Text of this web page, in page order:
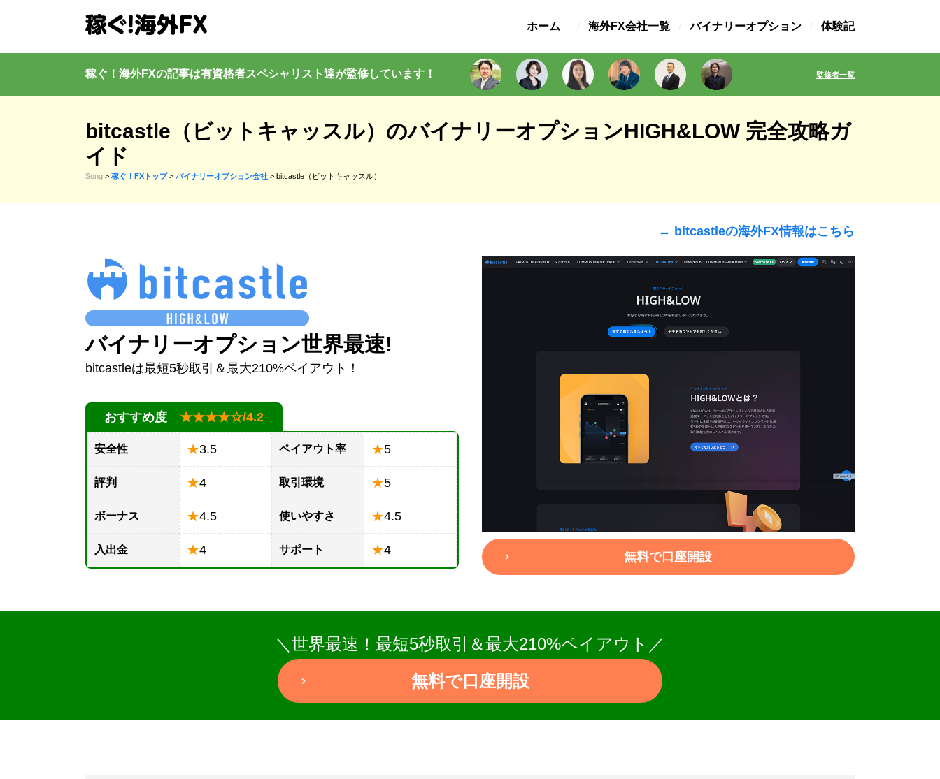
ホーム 海外FX会社一覧 バイナリーオプション 体験記
稼ぐ！海外FXの記事は有資格者スペシャリスト達が監修しています ！ 監修者一覧
bitcastle（ビットキャッスル）のバイナリーオプションHIGH&LOW 完全攻略ガ
イド
Song > 稼ぐ！FXトップ> バイナリーオプション会社 > bitcastle（ビットキャッスル）
↔︎ bitcastleの海外FX情報はこちら
バイナリーオプション世界最速!
bitcastleは最短5秒取引＆最大210%ペイアウト！
おすすめ度 ★★★★☆/4.2
安全性 ★3.5 ペイアウト率 ★5
評判 ★4 取引環境 ★5
ボーナス ★4.5 使いやすさ ★4.5
入出金 ★4 サポート ★4
無料で口座開設
＼世界最速！最短5秒取引＆最大210%ペイアウト／
無料で口座開設